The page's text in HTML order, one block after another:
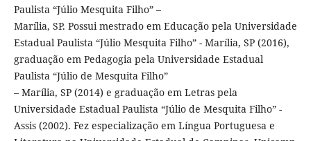
Paulista “Júlio Mesquita Filho” –
Marília, SP. Possui mestrado em Educação pela Universidade
Estadual Paulista “Júlio Mesquita Filho” - Marília, SP (2016),
graduação em Pedagogia pela Universidade Estadual
Paulista “Júlio de Mesquita Filho”
– Marília, SP (2014) e graduação em Letras pela
Universidade Estadual Paulista “Júlio de Mesquita Filho” -
Assis (2002). Fez especialização em Língua Portuguesa e